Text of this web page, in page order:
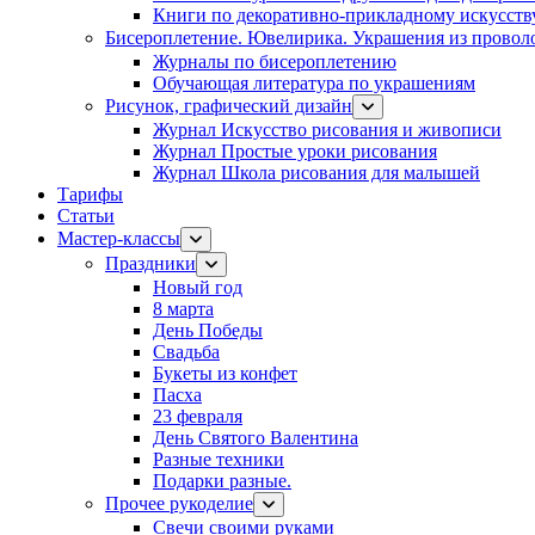
Книги по декоративно-прикладному
Бисероплетение. Ювелирика. Украшения из
Журналы по бисероплетению
Обучающая литература по украшениям
Рисунок, графический дизайн
Журнал Искусство рисования и живописи
Журнал Простые уроки рисования
Журнал Школа рисования для малышей
Тарифы
Статьи
Мастер-классы
Праздники
Новый год
8 марта
День Победы
Свадьба
Букеты из конфет
Пасха
23 февраля
День Святого Валентина
Разные техники
Подарки разные.
Прочее рукоделие
Свечи своими руками